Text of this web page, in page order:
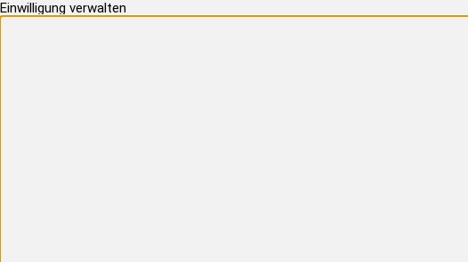
Einwilligung verwalten